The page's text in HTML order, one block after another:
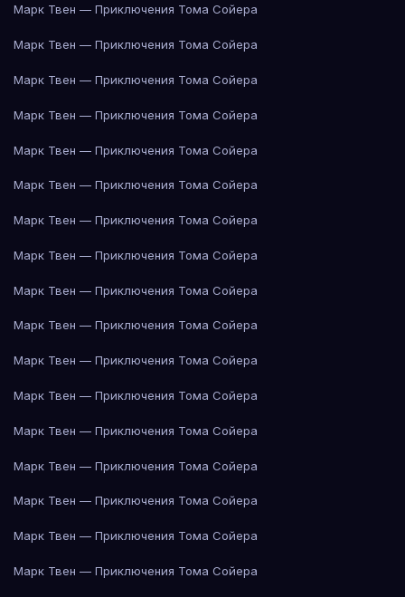
Марк Твен — Приключения Тома Сойера
Марк Твен — Приключения Тома Сойера
Марк Твен — Приключения Тома Сойера
Марк Твен — Приключения Тома Сойера
Марк Твен — Приключения Тома Сойера
Марк Твен — Приключения Тома Сойера
Марк Твен — Приключения Тома Сойера
Марк Твен — Приключения Тома Сойера
Марк Твен — Приключения Тома Сойера
Марк Твен — Приключения Тома Сойера
Марк Твен — Приключения Тома Сойера
Марк Твен — Приключения Тома Сойера
Марк Твен — Приключения Тома Сойера
Марк Твен — Приключения Тома Сойера
Марк Твен — Приключения Тома Сойера
Марк Твен — Приключения Тома Сойера
Марк Твен — Приключения Тома Сойера